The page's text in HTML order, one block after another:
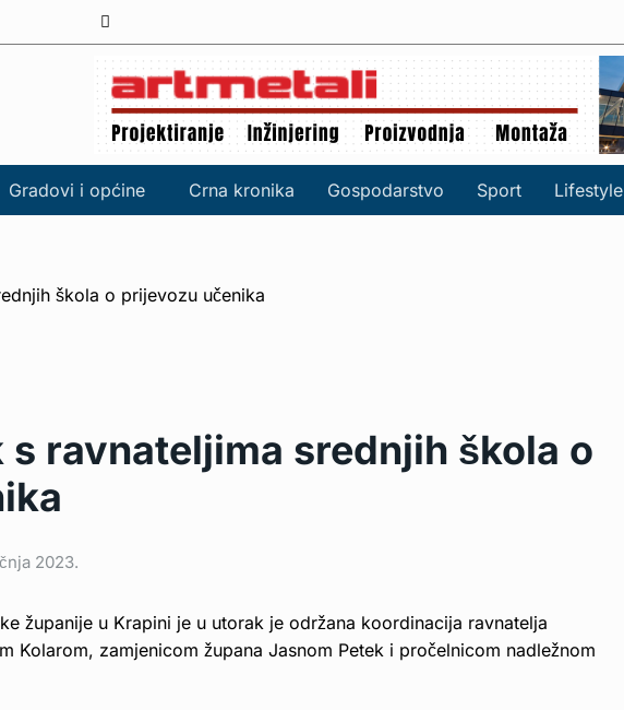
Gradovi i općine Crna kronika Gospodarstvo Sport Lifestyle
s ravnateljima srednjih škola o
2023.
županije u Krapini je u utorak je održana koordinacija ravnatelja
Kolarom, zamjenicom župana Jasnom Petek i pročelnicom nadležnom